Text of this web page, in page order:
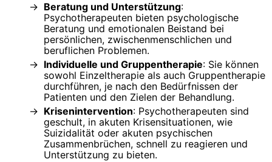
Beratung und Unterstützung:
Psychotherapeuten bieten psychologische
Beratung und emotionalen Beistand bei
persönlichen, zwischenmenschlichen und
beruflichen Problemen.
Individuelle und Gruppentherapie: Sie können
sowohl Einzeltherapie als auch Gruppentherapie
durchführen, je nach den Bedürfnissen der
Patienten und den Zielen der Behandlung.
Krisenintervention: Psychotherapeuten sind
geschult, in akuten Krisensituationen, wie
Suizidalität oder akuten psychischen
Zusammenbrüchen, schnell zu reagieren und
Unterstützung zu bieten.